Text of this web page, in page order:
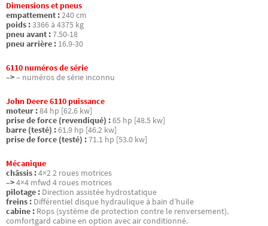
Dimensions et pneus
empattement :240 cm
poids :3366 à 4375 kg
pneu avant :7.50-18
pneu arrière : 16.9-30
6110 numéros de série
–>– numéros de série inconnu
John Deere 6110 puissance
moteur :84 hp [62.6 kw]
prise de force (revendiqué) :65 hp [48.5 kw]
barre (testé) :61.9 hp [46.2 kw]
prise de force (testé) :71.1 hp [53.0 kw]
Mécanique
châssis :4×2 2 roues motrices
–>4×4 mfwd 4 roues motrices
pilotage : Direction assistée hydrostatique
freins : Différentiel disque hydraulique à bain d’huile
cabine : Rops (système de protection contre le renversement).
comfortgard cabine en option avec air conditionné.